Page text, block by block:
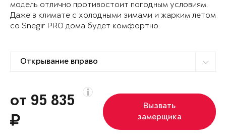
модель отлично противостоит погодным условиям.
Даже в климате с холодными зимами и жарким летом
со Snegir PRO дома будет комфортно.
от 95 835
Вызвать
замерщика